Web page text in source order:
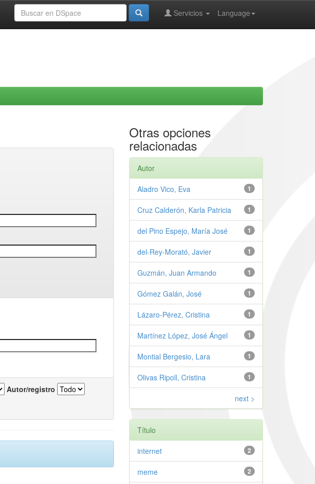
Language
Servicios
Autor/registro
Otras opciones
relacionadas
Autor
1
Aladro Vico, Eva
1
Cruz Calderón, Karla Patricia
1
del Pino Espejo, María José
1
del-Rey-Morató, Javier
1
Guzmán, Juan Armando
1
Gómez Galán, José
1
Lázaro-Pérez, Cristina
1
Martínez López, José Ángel
1
Montial Bergesio, Lara
1
Olivas Ripoll, Cristina
next >
Título
2
internet
2
meme